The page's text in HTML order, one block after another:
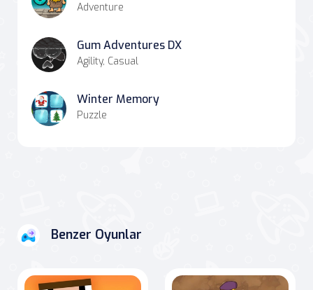
Adventure
Gum Adventures DX
Agility, Casual
Winter Memory
Puzzle
Benzer Oyunlar